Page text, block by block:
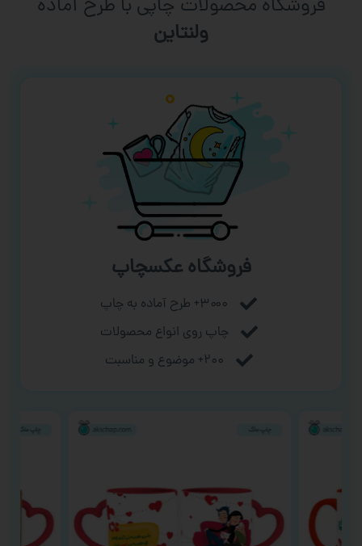
فروشگاه محصولات چاپی با طرح آماده
ورزشی
فروشگاه عکسچاپ
۳۰۰۰+ طرح آماده به چاپ
چاپ روی انواع محصولات
۲۰۰+ موضوع و مناسبت